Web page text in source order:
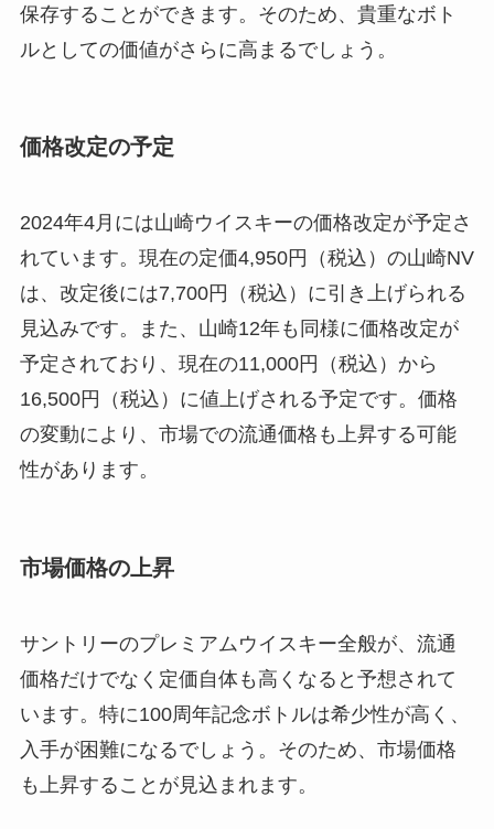
保存することができます。そのため、貴重なボト
ルとしての価値がさらに高まるでしょう。
価格改定の予定
2024年4月には山崎ウイスキーの価格改定が予定さ
れています。現在の定価4,950円（税込）の山崎NV
は、改定後には7,700円（税込）に引き上げられる
見込みです。また、山崎12年も同様に価格改定が
予定されており、現在の11,000円（税込）から
16,500円（税込）に値上げされる予定です。価格
の変動により、市場での流通価格も上昇する可能
性があります。
市場価格の上昇
サントリーのプレミアムウイスキー全般が、流通
価格だけでなく定価自体も高くなると予想されて
います。特に100周年記念ボトルは希少性が高く、
入手が困難になるでしょう。そのため、市場価格
も上昇することが見込まれます。